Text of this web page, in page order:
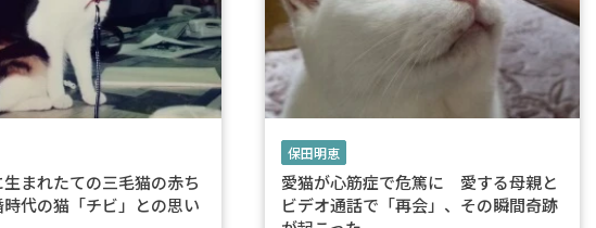
まれたての三毛猫の赤ち
代の猫「チビ」との思い
保田明恵
愛猫が心筋症で危篤に 愛する母親と
ビデオ通話で「再会」、その瞬間奇跡